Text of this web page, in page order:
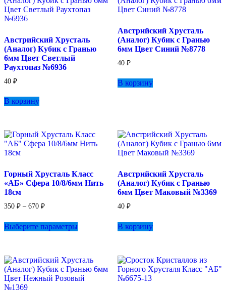
на
странице
Австрийский Хрусталь
(Аналог) Кубик с Гранью
6мм Цвет Светлый
Раухтопаз №6936
40 ₽
В корзину
Австрийский Хрусталь
(Аналог) Кубик с Гранью
6мм Цвет Синий №8778
40 ₽
В корзину
Горный Хрусталь Класс
«АБ» Сфера 10/8/6мм Нить
18см
350 ₽ – 670 ₽Диапазон
350 ₽
–
Выберите параметры
Опции
можно
выбрать
Австрийский Хрусталь
(Аналог) Кубик с Гранью
6мм Цвет Маковый №3369
40 ₽
В корзину